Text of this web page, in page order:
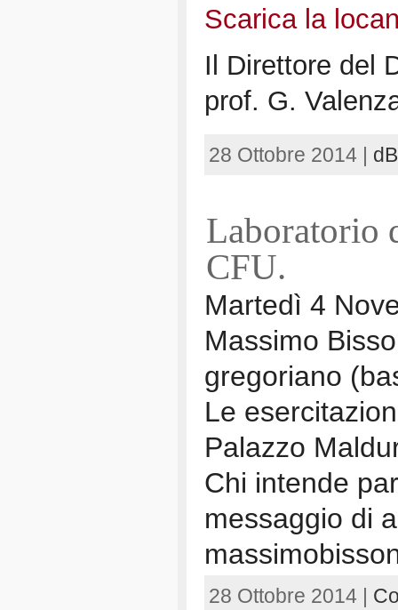
Scarica la
Il Direttore del
prof. G.
28 Ottobre 2014 |
Laboratorio
CFU.
Martedì 4
Massimo
gregoriano
Le
Palazzo
Chi intende
messaggio di
28 Ottobre 2014 |